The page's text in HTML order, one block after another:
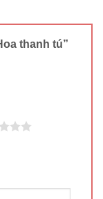
thanh tú”